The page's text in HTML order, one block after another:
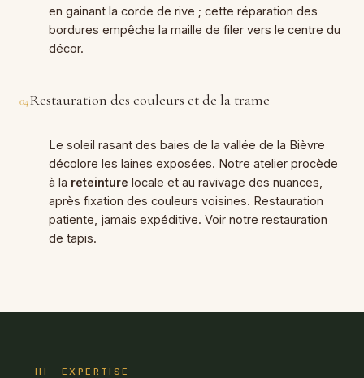
en gainant la corde de rive ; cette réparation des
bordures empêche la maille de filer vers le centre du
décor.
04Restauration des couleurs et de la trame
Le soleil rasant des baies de la vallée de la Bièvre
décolore les laines exposées. Notre atelier procède
à la reteinture locale et au ravivage des nuances,
après fixation des couleurs voisines. Restauration
patiente, jamais expéditive. Voir notre restauration
de tapis.
— III · EXPERTISE